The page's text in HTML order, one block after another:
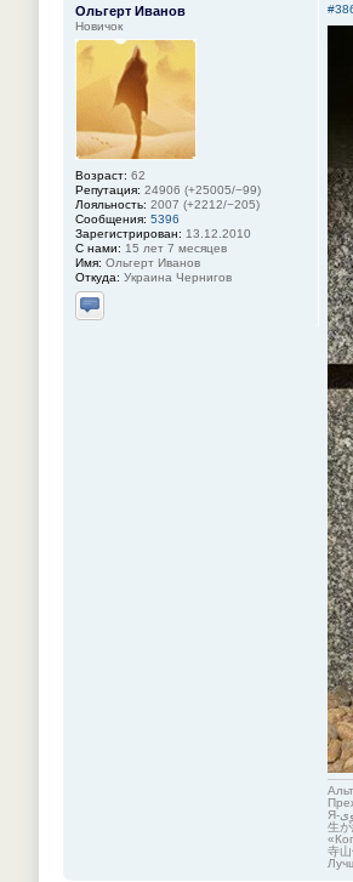
Ольгерт Иванов
Новичок
Возраст: 62
Репутация: 24906 (+25005/−99)
Лояльность: 2007 (+2212/−205)
Сообщения: 5396
Зарегистрирован: 13.12.2010
С нами: 15 лет 7 месяцев
Имя: Ольгерт Иванов
Откуда: Украина Чернигов
Отправить личное сообщение
生
寺